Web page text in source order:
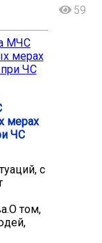
мерах
ЧС
с
том,
59